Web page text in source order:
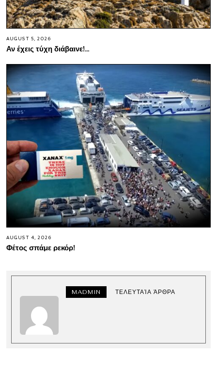
AUGUST 5, 2026
Αν έχεις τύχη διάβαινε!…
AUGUST 4, 2026
Φέτος σπάμε ρεκόρ!
MADMIN ΤΕΛΕΥΤΑΊΑ ΆΡΘΡΑ